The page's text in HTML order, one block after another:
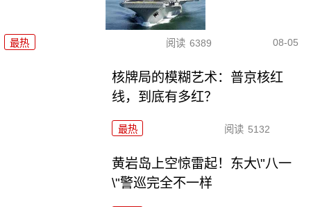
最热 阅读 6389 08-05
核牌局的模糊艺术：普京核红
线，到底有多红？
最热 阅读 5132
黄岩岛上空惊雷起！东大\"八一
\"警巡完全不一样